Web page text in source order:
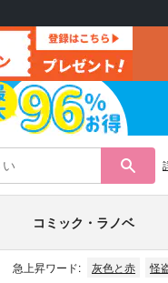
コミック・ラノベ
急上昇ワード: 灰色と赤 怪